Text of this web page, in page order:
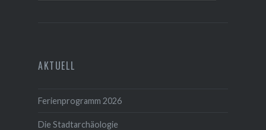
AKTUELL
Ferienprogramm 2026
Die Stadtarchäologie